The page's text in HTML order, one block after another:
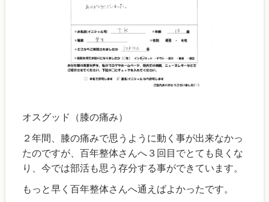
オスグッド（膝の痛み）
２年間、膝の痛みで思うように動く事が出来なかっ
たのですが、百年整体さんへ３回目でとても良くな
り、今では部活も思う存分する事ができています。
もっと早く百年整体さんへ通えばよかったです。